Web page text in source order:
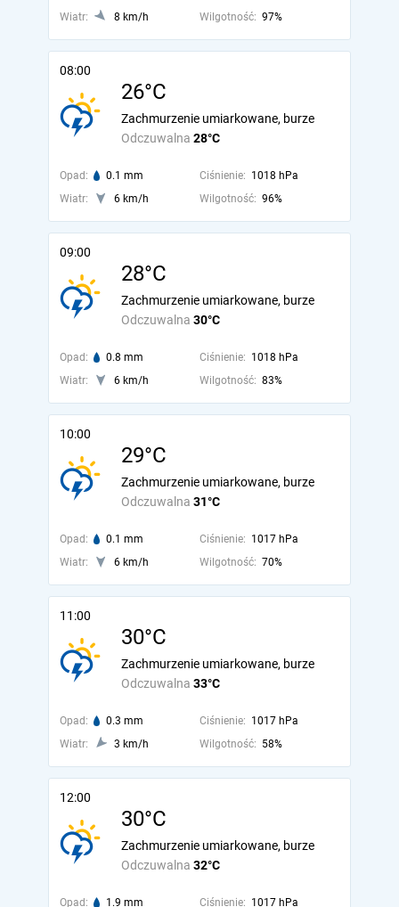
Wiatr: 8 km/h Wilgotność: 97%
08:00
26°C
Odczuwalna 28°C
Zachmurzenie umiarkowane, burze
Opad: 0.1 mm Ciśnienie: 1018 hPa
Wiatr:
6 km/h Wilgotność: 96%
09:00
28°C
Odczuwalna 30°C
Zachmurzenie umiarkowane, burze
Opad: 0.8 mm Ciśnienie: 1018 hPa
Wiatr:
6 km/h Wilgotność: 83%
10:00
29°C
Odczuwalna 31°C
Zachmurzenie umiarkowane, burze
Opad: 0.1 mm Ciśnienie: 1017 hPa
Wiatr:
6 km/h Wilgotność: 70%
11:00
30°C
Odczuwalna 33°C
Zachmurzenie umiarkowane, burze
Opad: 0.3 mm Ciśnienie: 1017 hPa
Wiatr:
3 km/h Wilgotność: 58%
12:00
30°C
Odczuwalna 32°C
Zachmurzenie umiarkowane, burze
Opad: 1.9 mm Ciśnienie: 1017 hPa